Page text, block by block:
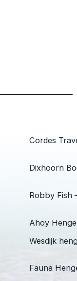
Cordes
Dixhoorn
Robby Fish
Ahoy
Wesdijk
Fauna